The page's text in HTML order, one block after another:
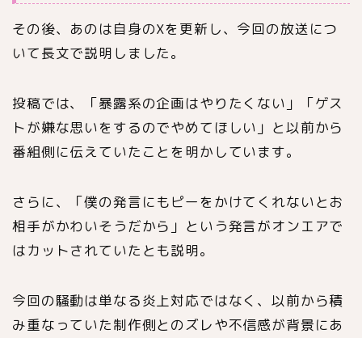
その後、あのは自身のXを更新し、今回の放送につ
いて長文で説明しました。
投稿では、「暴露系の企画はやりたくない」「ゲス
トが嫌な思いをするのでやめてほしい」と以前から
番組側に伝えていたことを明かしています。
さらに、「僕の発言にもピーをかけてくれないとお
相手がかわいそうだから」という発言がオンエアで
はカットされていたとも説明。
今回の騒動は単なる炎上対応ではなく、以前から積
み重なっていた制作側とのズレや不信感が背景にあ